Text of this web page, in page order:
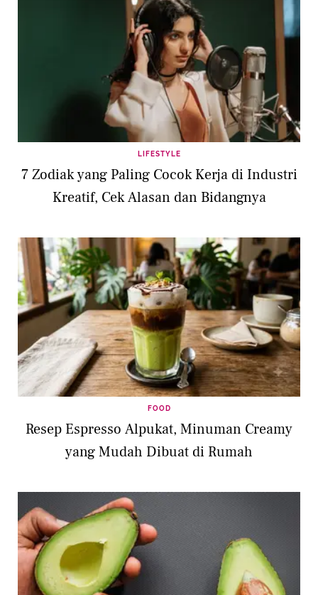
LIFESTYLE
7 Zodiak yang Paling Cocok Kerja di Industri
Kreatif, Cek Alasan dan Bidangnya
FOOD
Resep Espresso Alpukat, Minuman Creamy
yang Mudah Dibuat di Rumah